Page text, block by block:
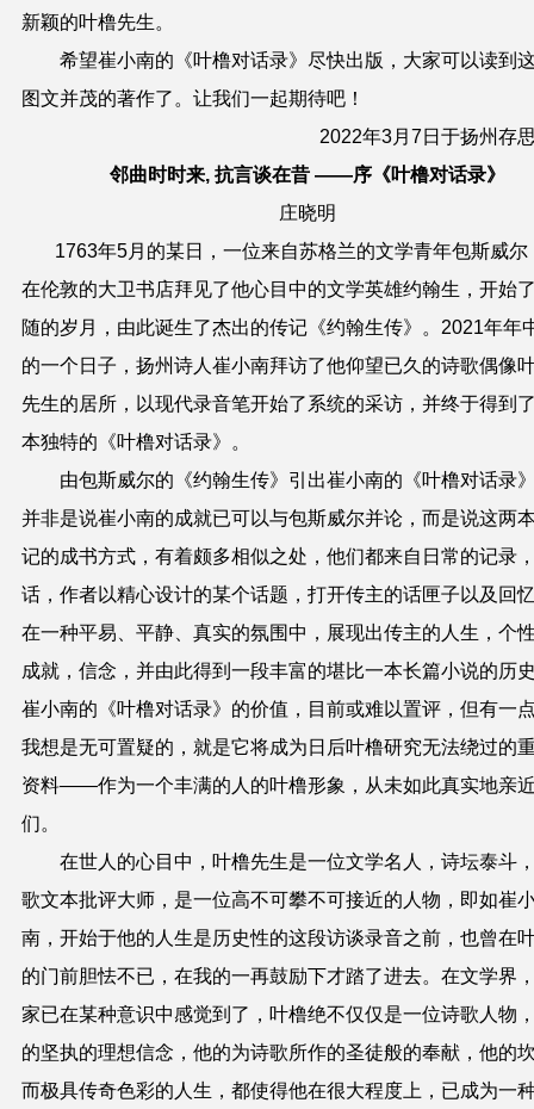
新颖的叶橹先生。
希望崔小南的《叶橹对话录》尽快出版，大家可以读到
图文并茂的著作了。让我们一起期待吧！
2022年3月7日于扬州存
邻曲时时来, 抗言谈在昔 ——序《叶橹对话录》
庄晓明
1763年5月的某日，一位来自苏格兰的文学青年包斯威尔
在伦敦的大卫书店拜见了他心目中的文学英雄约翰生，开始
随的岁月，由此诞生了杰出的传记《约翰生传》。2021年年
的一个日子，扬州诗人崔小南拜访了他仰望已久的诗歌偶像
先生的居所，以现代录音笔开始了系统的采访，并终于得到
本独特的《叶橹对话录》。
由包斯威尔的《约翰生传》引出崔小南的《叶橹对话录
并非是说崔小南的成就已可以与包斯威尔并论，而是说这两
记的成书方式，有着颇多相似之处，他们都来自日常的记录
话，作者以精心设计的某个话题，打开传主的话匣子以及回
在一种平易、平静、真实的氛围中，展现出传主的人生，个
成就，信念，并由此得到一段丰富的堪比一本长篇小说的历
崔小南的《叶橹对话录》的价值，目前或难以置评，但有一
我想是无可置疑的，就是它将成为日后叶橹研究无法绕过的
资料——作为一个丰满的人的叶橹形象，从未如此真实地亲
们。
在世人的心目中，叶橹先生是一位文学名人，诗坛泰斗
歌文本批评大师，是一位高不可攀不可接近的人物，即如崔
南，开始于他的人生是历史性的这段访谈录音之前，也曾在
的门前胆怯不已，在我的一再鼓励下才踏了进去。在文学界
家已在某种意识中感觉到了，叶橹绝不仅仅是一位诗歌人物
的坚执的理想信念，他的为诗歌所作的圣徒般的奉献，他的
而极具传奇色彩的人生，都使得他在很大程度上，已成为一